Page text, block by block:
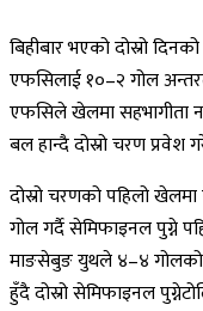
बिहीबारभएकोदोस्रोदिनको
एफसिलाई१०–२गोल
एफसिलेखेलमासहभागीता
बलहान्दैदोस्रोचरणप्रवेश
दोस्रोचरणकोपहिलोखेलमा
गोलगर्दैसेमिफाइनलपुग्ने
माङसेबुङयुथले४–४गोलको
हुँदैदोस्रोसेमिफाइनलपुग्ने